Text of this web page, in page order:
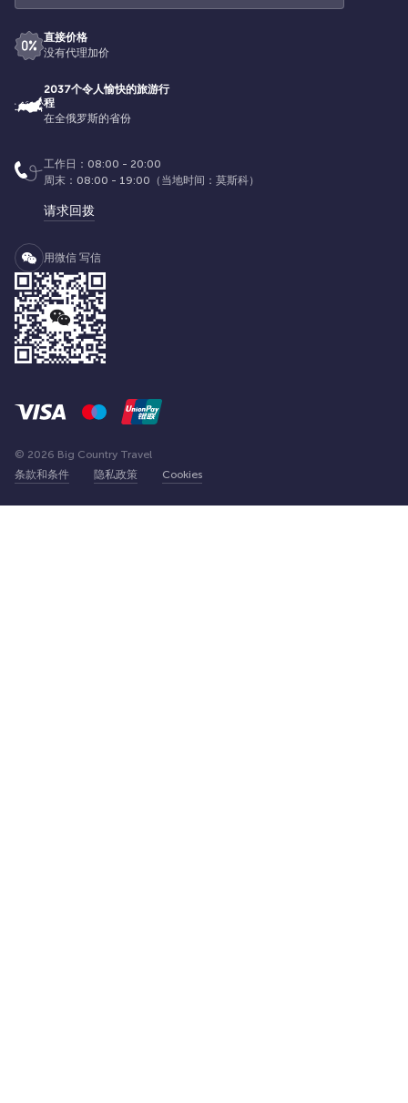
直接价格
没有代理加价
2037个令人愉快的旅游行
程
在全俄罗斯的省份
工作日：08:00 - 20:00
周末：08:00 - 19:00（当地时间：莫斯科）
请求回拨
用微信 写信
条款和条件 隐私政策 Cookies
© 2026 Big Country Travel